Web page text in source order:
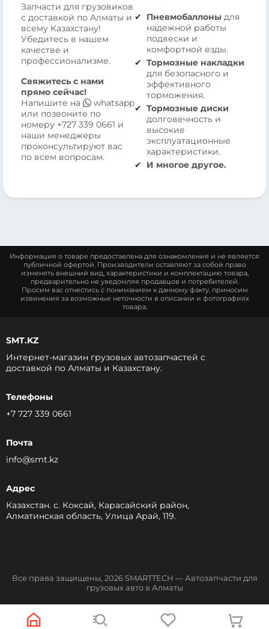
Запчасти для грузовиков
с доставкой по Алматы и
всему Казахстану!
Убедитесь в нашем
качестве и
профессионализме.
Свяжитесь с нами
прямо сейчас!
Напишите на
whatsapp
или позвоните по
номеру +727 339 0661 и
наши менеджеры
проконсультируют вас
по всем вопросам.
Пневмобаллоны для
надежной работы
подвески и
комфортной езды.
Тормозные накладки
для безопасного и
эффективного
торможения.
Тормозные диски
долговечность и
высокие
эксплуатационные
характеристики.
И многое другое.
Информация о товаре предоставлена для ознакомления и не является
публичной офертой. Производители оставляют за собой право
изменять внешний вид, характеристики и комплектацию товара,
предварительно не уведомляя продавцов и потребителей.
Просим вас отнестись с пониманием к данному факту, приносим
извинения за возможные неточности в описании и фотографиях
товара.
SMT.KZ
Интернет-магазин грузовых автозапчастей c
доставкой по Алматы и Казахстану.
Телефоны
+7 727 339 0661
Почта
info@smt.kz
Адрес
Казахстан. с. Коксай, Карасайский район,
Алматинская область, Улица Арай, 119.
Все права защищены, 2026 SMARTTECH — Автозапчасти для
грузовых авто в Алматы